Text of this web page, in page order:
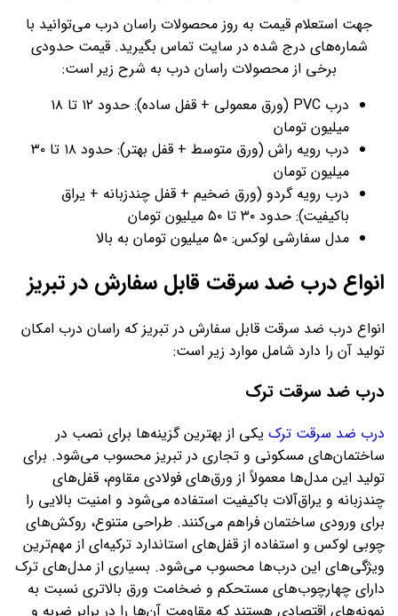
جهت استعلام قیمت به روز محصولات راسان درب می‌توانید با
شماره‌های درج شده در سایت تماس بگیرید. قیمت حدودی
برخی از محصولات راسان درب به شرح زیر است:
درب PVC (ورق معمولی + قفل ساده): حدود ۱۲ تا ۱۸
میلیون تومان
درب رویه راش (ورق متوسط + قفل بهتر): حدود ۱۸ تا ۳۰
میلیون تومان
درب رویه گردو (ورق ضخیم + قفل چندزبانه + یراق
باکیفیت): حدود ۳۰ تا ۵۰ میلیون تومان
مدل سفارشی لوکس: ۵۰ میلیون تومان به بالا
انواع درب ضد سرقت قابل سفارش در تبریز
انواع درب ضد سرقت قابل سفارش در تبریز که راسان درب امکان
تولید آن را دارد شامل موارد زیر است:
درب ضد سرقت ترک
درب ضد سرقت ترک یکی از بهترین گزینه‌ها برای نصب در
ساختمان‌های مسکونی و تجاری در تبریز محسوب می‌شود. برای
تولید این مدل‌ها معمولاً از ورق‌های فولادی مقاوم، قفل‌های
چندزبانه و یراق‌آلات باکیفیت استفاده می‌شود و امنیت بالایی را
برای ورودی ساختمان فراهم می‌کنند. طراحی متنوع، روکش‌های
چوبی لوکس و استفاده از قفل‌های استاندارد ترکیه‌ای از مهم‌ترین
ویژگی‌های این درب‌ها محسوب می‌شود. بسیاری از مدل‌های ترک
دارای چهارچوب‌های مستحکم و ضخامت ورق بالاتری نسبت به
نمونه‌های اقتصادی هستند که مقاومت آن‌ها را در برابر ضربه و